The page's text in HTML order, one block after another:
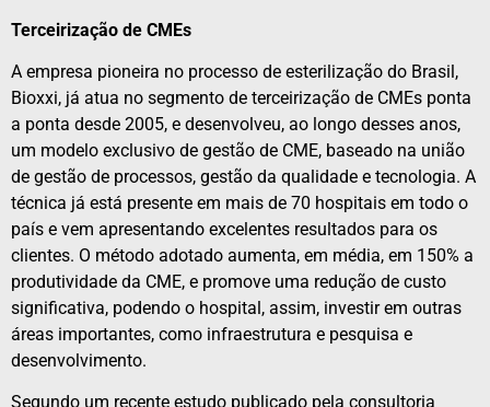
Terceirização de CMEs
A empresa pioneira no processo de esterilização do Brasil,
Bioxxi, já atua no segmento de terceirização de CMEs ponta
a ponta desde 2005, e desenvolveu, ao longo desses anos,
um modelo exclusivo de gestão de CME, baseado na união
de gestão de processos, gestão da qualidade e tecnologia. A
técnica já está presente em mais de 70 hospitais em todo o
país e vem apresentando excelentes resultados para os
clientes. O método adotado aumenta, em média, em 150% a
produtividade da CME, e promove uma redução de custo
significativa, podendo o hospital, assim, investir em outras
áreas importantes, como infraestrutura e pesquisa e
desenvolvimento.
Segundo um recente estudo publicado pela consultoria